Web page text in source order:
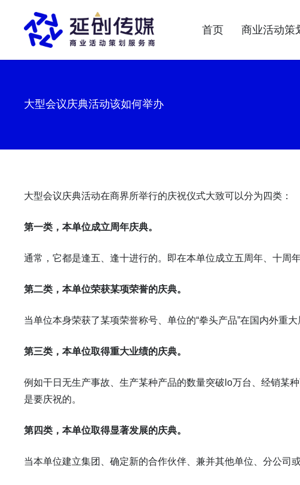
首页 商业活动策
大型会议庆典活动该如何举办
大型会议庆典活动在商界所举行的庆祝仪式大致可以分为四类：
第一类，本单位成立周年庆典。
通常，它都是逢五、逢十进行的。即在本单位成立五周年、十周
第二类，本单位荣获某项荣誉的庆典。
当单位本身荣获了某项荣誉称号、单位的“拳头产品”在国内外重
第三类，本单位取得重大业绩的庆典。
例如干日无生产事故、生产某种产品的数量突破lo万台、经销某
是要庆祝的。
第四类，本单位取得显著发展的庆典。
当本单位建立集团、确定新的合作伙伴、兼并其他单位、分公司